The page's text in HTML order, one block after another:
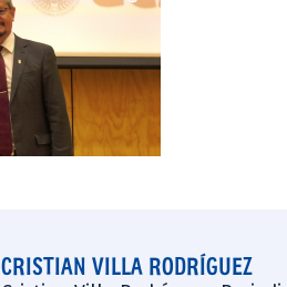
CRISTIAN VILLA RODRÍGUEZ